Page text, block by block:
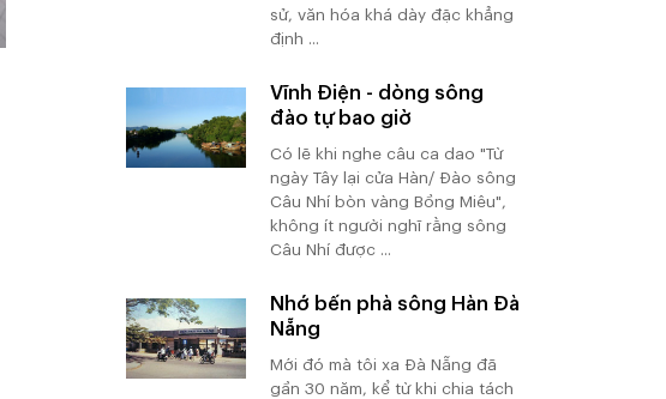
sử, văn hóa khá dày đặc khẳng
định ...
Vĩnh Điện - dòng sông
đào tự bao giờ
Có lẽ khi nghe câu ca dao "Từ
ngày Tây lại cửa Hàn/ Đào sông
Câu Nhí bòn vàng Bồng Miêu",
không ít người nghĩ rằng sông
Câu Nhí được ...
Nhớ bến phà sông Hàn Đà
Nẵng
Mới đó mà tôi xa Đà Nẵng đã
gần 30 năm, kể từ khi chia tách